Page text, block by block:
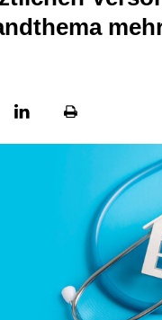
LinekdInSeite